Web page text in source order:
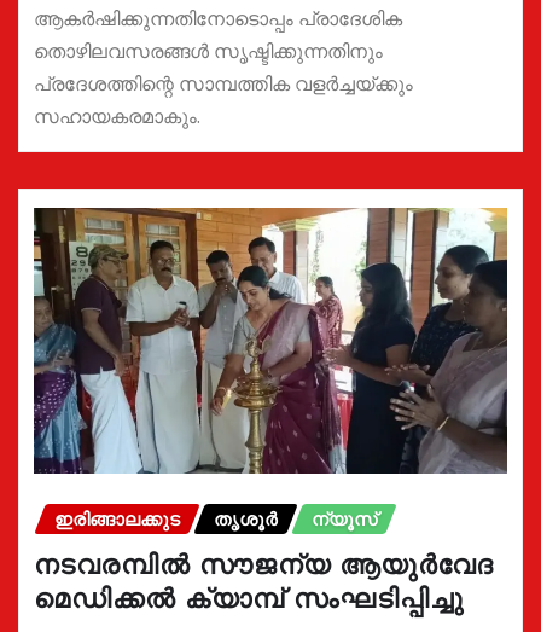
ആകർഷിക്കുന്നതിനോടൊപ്പം പ്രാദേശിക
തൊഴിലവസരങ്ങൾ സൃഷ്ടിക്കുന്നതിനും
പ്രദേശത്തിന്റെ സാമ്പത്തിക വളർച്ചയ്ക്കും
സഹായകരമാകും.
ഇരിങ്ങാലക്കുട തൃശൂർ ന്യൂസ്
നടവരമ്പിൽ സൗജന്യ ആയുർവേദ
മെഡിക്കൽ ക്യാമ്പ് സംഘടിപ്പിച്ചു